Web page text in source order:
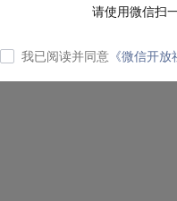
请使用微信扫
我已阅读并同意 《微信开